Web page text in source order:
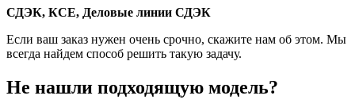
СДЭК, КСЕ, Деловые линии СДЭК
Если ваш заказ нужен очень срочно, скажите нам об этом. Мы
всегда найдем способ решить такую задачу.
Не нашли подходящую модель?